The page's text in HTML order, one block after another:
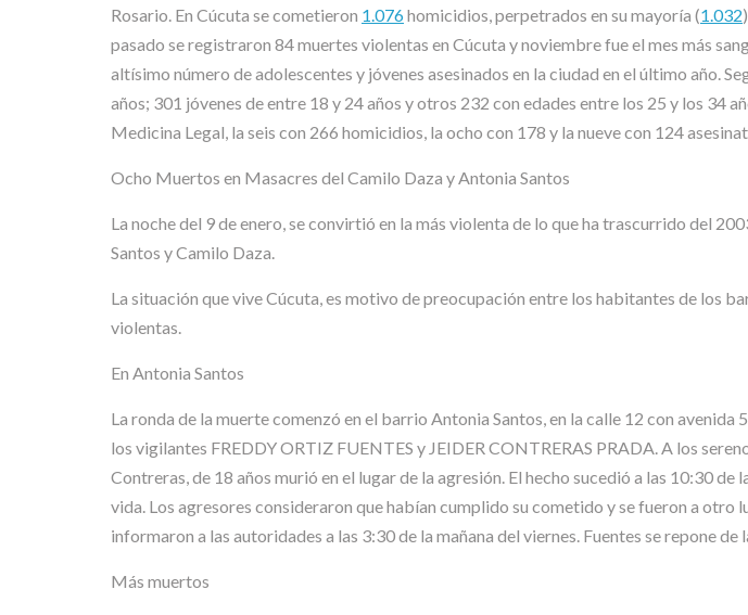
Rosario. En Cúcuta se cometieron 1.076homicidios, perpetrados en su mayoría (1.032
pasado se registraron 84 muertes violentas en Cúcuta y noviembre fue el mes más
altísimo número de adolescentes y jóvenes asesinados en la ciudad en el último año.
años; 301 jóvenes de entre 18 y 24 años y otros 232 con edades entre los 25 y los 34
Medicina Legal, la seis con 266 homicidios, la ocho con 178 y la nueve con 124
Ocho Muertos en Masacres del Camilo Daza y Antonia Santos
La noche del 9 de enero, se convirtió en la más violenta de lo que ha trascurrido del
Santos y Camilo Daza.
La situación que vive Cúcuta, es motivo de preocupación entre los habitantes de los
violentas.
En Antonia Santos
La ronda de la muerte comenzó en el barrio Antonia Santos, en la calle 12 con
los vigilantes FREDDY ORTIZ FUENTES y JEIDER CONTRERAS PRADA. A los
Contreras, de 18 años murió en el lugar de la agresión. El hecho sucedió a las 10:30
vida. Los agresores consideraron que habían cumplido su cometido y se fueron a otro
informaron a las autoridades a las 3:30 de la mañana del viernes. Fuentes se repone
Más muertos